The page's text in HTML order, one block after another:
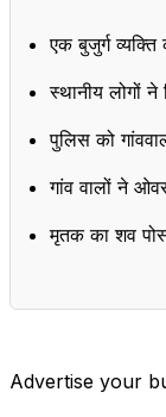
एक बुजुर्ग
स्थानीय लोगों
पुलिस को
गांव वालों ने
मृतक का शव
Advertise your